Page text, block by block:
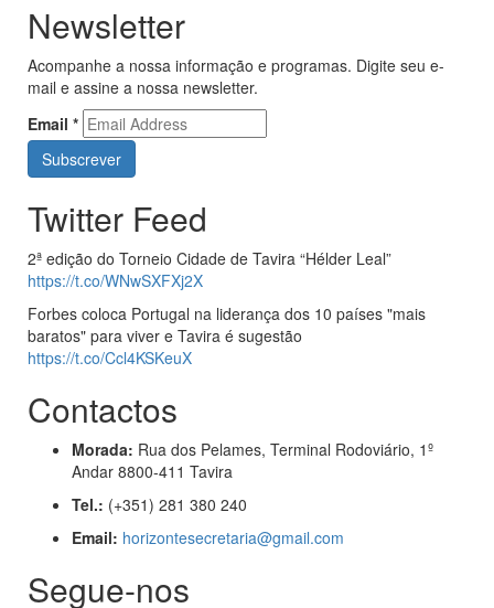
Newsletter
Acompanhe a nossa informação e programas. Digite seu e-
mail e assine a nossa newsletter.
Email *
Twitter Feed
2ª edição do Torneio Cidade de Tavira “Hélder Leal”
https://t.co/WNwSXFXj2X
Forbes coloca Portugal na liderança dos 10 países "mais
baratos" para viver e Tavira é sugestão
https://t.co/Ccl4KSKeuX
Contactos
Morada: Rua dos Pelames, Terminal Rodoviário, 1º
Andar 8800-411 Tavira
Tel.: (+351) 281 380 240
Email: horizontesecretaria@gmail.com
Segue-nos